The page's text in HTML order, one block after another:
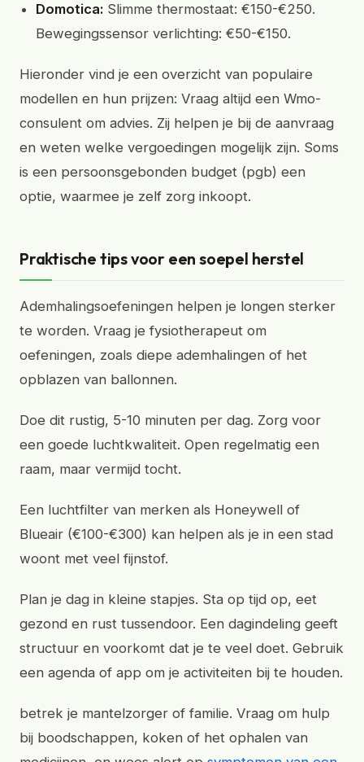
Domotica: Slimme thermostaat: €150-€250.
Bewegingssensor verlichting: €50-€150.
Hieronder vind je een overzicht van populaire
modellen en hun prijzen: Vraag altijd een Wmo-
consulent om advies. Zij helpen je bij de aanvraag
en weten welke vergoedingen mogelijk zijn. Soms
is een persoonsgebonden budget (pgb) een
optie, waarmee je zelf zorg inkoopt.
Praktische tips voor een soepel herstel
Ademhalingsoefeningen helpen je longen sterker
te worden. Vraag je fysiotherapeut om
oefeningen, zoals diepe ademhalingen of het
opblazen van ballonnen.
Doe dit rustig, 5-10 minuten per dag. Zorg voor
een goede luchtkwaliteit. Open regelmatig een
raam, maar vermijd tocht.
Een luchtfilter van merken als Honeywell of
Blueair (€100-€300) kan helpen als je in een stad
woont met veel fijnstof.
Plan je dag in kleine stapjes. Sta op tijd op, eet
gezond en rust tussendoor. Een dagindeling geeft
structuur en voorkomt dat je te veel doet. Gebruik
een agenda of app om je activiteiten bij te houden.
betrek je mantelzorger of familie. Vraag om hulp
bij boodschappen, koken of het ophalen van